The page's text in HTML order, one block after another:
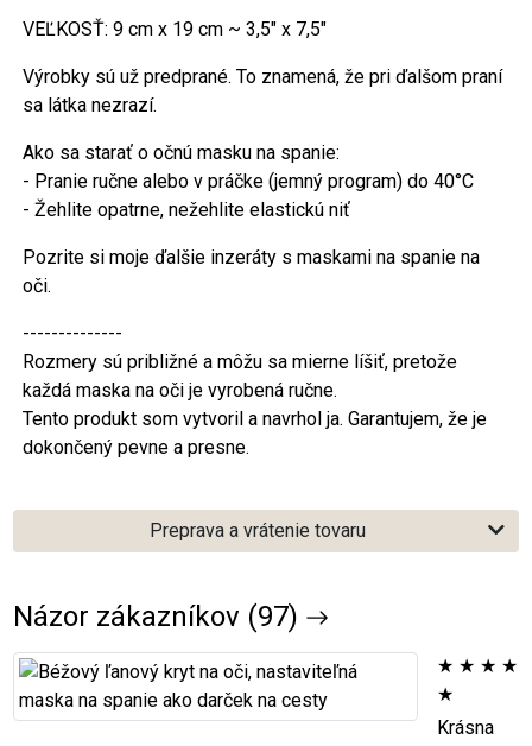
VEĽKOSŤ: 9 cm x 19 cm ~ 3,5" x 7,5"
Výrobky sú už predprané. To znamená, že pri ďalšom praní
sa látka nezrazí.
Ako sa starať o očnú masku na spanie:
- Pranie ručne alebo v práčke (jemný program) do 40°C
- Žehlite opatrne, nežehlite elastickú niť
Pozrite si moje ďalšie inzeráty s maskami na spanie na
oči.
--------------
Rozmery sú približné a môžu sa mierne líšiť, pretože
každá maska na oči je vyrobená ručne.
Tento produkt som vytvoril a navrhol ja. Garantujem, že je
dokončený pevne a presne.
Preprava a vrátenie tovaru
Názor zákazníkov (97)
★ ★ ★ ★
★
Krásna